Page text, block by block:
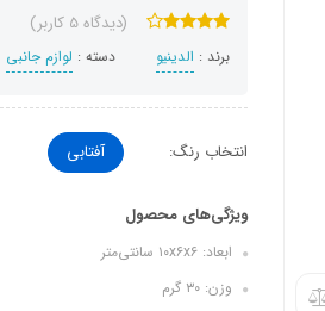
(دیدگاه 5 کاربر)
برند : الدینیو دسته : لوازم جانبی
انتخاب رنگ: آفتابی
ویژگی‌های محصول
ابعاد: ۱۰x۶x۶ سانتی‌متر
وزن: ۳۰ گرم